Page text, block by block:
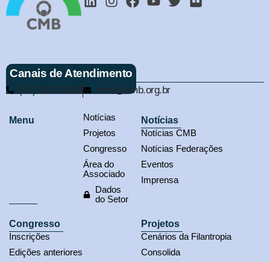
Canais de Atendimento
(61) 3321-9563 cmb@cmb.org.br
Menu
Notícias
Projetos
Congresso
Área do
Associado
Dados
do Setor
Notícias
Notícias CMB
Notícias Federações
Eventos
Imprensa
Congresso
Inscrições
Edições anteriores
Projetos
Cenários da Filantropia
Consolida